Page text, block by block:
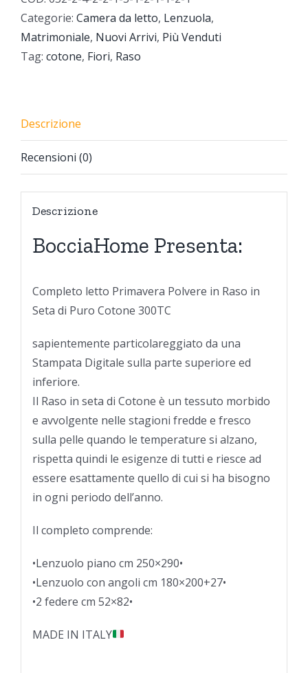
Categorie: Camera da letto, Lenzuola,
Matrimoniale, Nuovi Arrivi, Più Venduti
Tag: cotone, Fiori, Raso
Descrizione
Recensioni (0)
Descrizione
BocciaHome Presenta:
Completo letto Primavera Polvere in Raso in
Seta di Puro Cotone 300TC
sapientemente particolareggiato da una
Stampata Digitale sulla parte superiore ed
inferiore.
Il Raso in seta di Cotone è un tessuto morbido
e avvolgente nelle stagioni fredde e fresco
sulla pelle quando le temperature si alzano,
rispetta quindi le esigenze di tutti e riesce ad
essere esattamente quello di cui si ha bisogno
in ogni periodo dell’anno.
Il completo comprende:
•Lenzuolo piano cm 250×290•
•Lenzuolo con angoli cm 180×200+27•
•2 federe cm 52×82•
MADE IN ITALY